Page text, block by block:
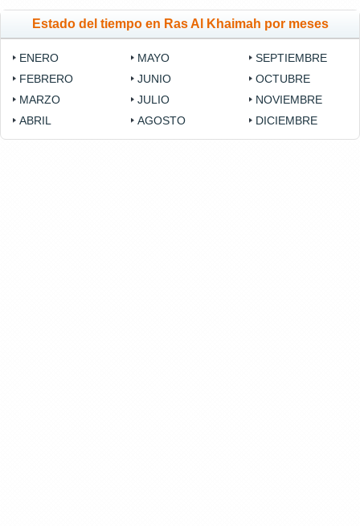
Estado del tiempo en Ras Al Khaimah por meses
ENERO
FEBRERO
MARZO
ABRIL
MAYO
JUNIO
JULIO
AGOSTO
SEPTIEMBRE
OCTUBRE
NOVIEMBRE
DICIEMBRE